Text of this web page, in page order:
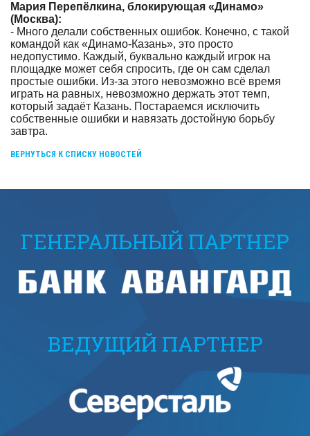
Мария Перепёлкина, блокирующая «Динамо»
(Москва):
- Много делали собственных ошибок. Конечно, с такой
командой как «Динамо-Казань», это просто
недопустимо. Каждый, буквально каждый игрок на
площадке может себя спросить, где он сам сделал
простые ошибки. Из-за этого невозможно всё время
играть на равных, невозможно держать этот темп,
который задаёт Казань. Постараемся исключить
собственные ошибки и навязать достойную борьбу
завтра.
ВЕРНУТЬСЯ К СПИСКУ НОВОСТЕЙ
ГЕНЕРАЛЬНЫЙ ПАРТНЕР
ВЕДУЩИЙ ПАРТНЕР